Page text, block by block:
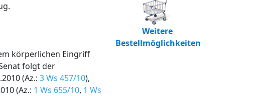
körperlichen Eingriff
folgt der
(Az.: 3 Ws 457/10),
(Az.: 1 Ws 655/10, 1 Ws
Weitere
Bestellmöglichkeiten